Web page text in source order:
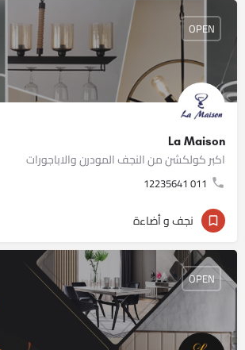
La Maison
اكبر كولكشن من النجف المودرن والاباجورات
011 12235641
OPEN
نجف و أضاءة
OPEN